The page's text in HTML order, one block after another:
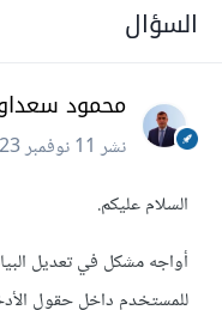
السؤال
محمود
نشر11 نوفمبر 2023
السلام عليكم.
أواجه مشكل في تعديل
للمستخدم داخل حقول